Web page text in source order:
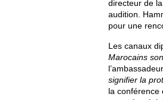
directeur de
audition.
pour une
Les canaux
Marocains
signifier la
la conférence